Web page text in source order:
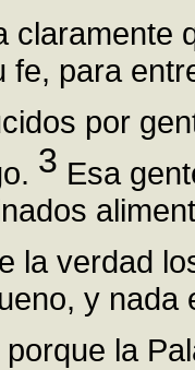
claramente
fe, para
por
3 Esa
la verdad
y
porque la